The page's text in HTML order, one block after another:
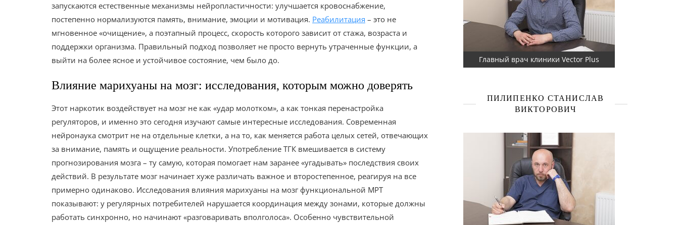
запускаются естественные механизмы нейропластичности: улучшается кровоснабжение,
постепенно нормализуются память, внимание, эмоции и мотивация. Реабилитация – это не
мгновенное «очищение», а поэтапный процесс, скорость которого зависит от стажа, возраста и
поддержки организма. Правильный подход позволяет не просто вернуть утраченные функции, а
выйти на более ясное и устойчивое состояние, чем было до.
Влияние марихуаны на мозг: исследования, которым можно доверять
Этот наркотик воздействует на мозг не как «удар молотком», а как тонкая перенастройка
регуляторов, и именно это сегодня изучают самые интересные исследования. Современная
нейронаука смотрит не на отдельные клетки, а на то, как меняется работа целых сетей, отвечающих
за внимание, память и ощущение реальности. Употребление ТГК вмешивается в систему
прогнозирования мозга – ту самую, которая помогает нам заранее «угадывать» последствия своих
действий. В результате мозг начинает хуже различать важное и второстепенное, реагируя на все
примерно одинаково. Исследования влияния марихуаны на мозг функциональной МРТ
показывают: у регулярных потребителей нарушается координация между зонами, которые должны
работать синхронно, но начинают «разговаривать вполголоса». Особенно чувствительной
Главный врач клиники Vector Plus
ПИЛИПЕНКО СТАНИСЛАВ
ВИКТОРОВИЧ